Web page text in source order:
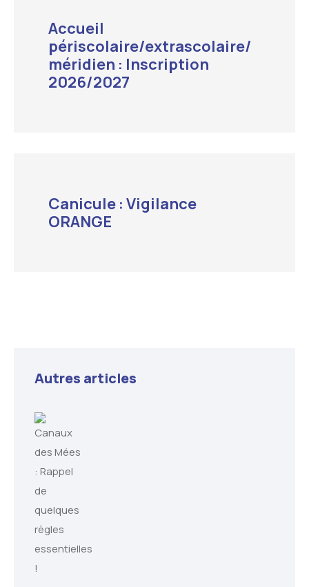
Accueil
périscolaire/extrascolaire/
méridien : Inscription
2026/2027
Canicule : Vigilance
ORANGE
Autres articles